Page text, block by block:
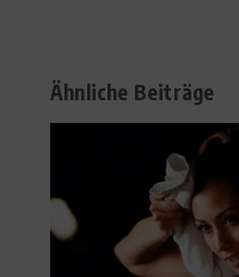
Ähnliche Beiträge